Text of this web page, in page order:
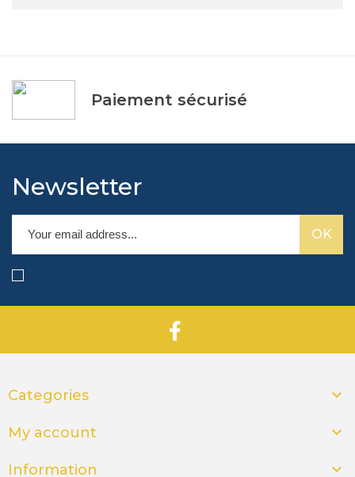
Paiement sécurisé
Newsletter
Categories 
My account 
Information 